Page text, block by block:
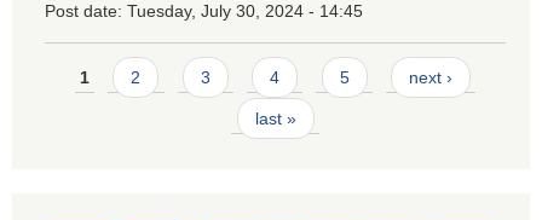
Post date: Tuesday, July 30, 2024 - 14:45
Pages
1 2 3 4 5 next ›
last »